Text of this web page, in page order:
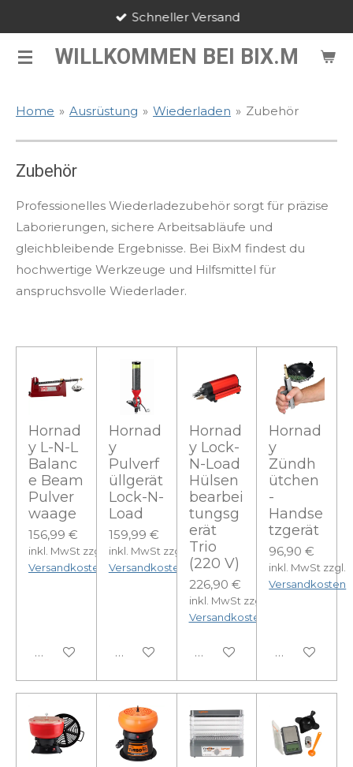
springen WILLKOMMEN BEI BIX.M
Schneller Versand
Home » Ausrüstung » Wiederladen » Zubehör
Zubehör
Professionelles Wiederladezubehör sorgt für präzise
Laborierungen, sichere Arbeitsabläufe und
gleichbleibende Ergebnisse. Bei BixM findest du
hochwertige Werkzeuge und Hilfsmittel für
anspruchsvolle Wiederlader.
Hornad
y L-N-L
Balanc
e Beam
Pulver
waage
156,99 €
inkl. MwSt zzgl.
Versandkosten
In den Warenkorb
Hornad
y
Pulverf
üllgerät
Lock-N-
Load
159,99 €
inkl. MwSt zzgl.
Versandkosten
In den Warenkorb
Hornad
y Lock-
N-Load
Hülsen
bearbei
tungsg
erät
Trio
(220 V)
226,90 €
inkl. MwSt zzgl.
Versandkosten
In den Warenkorb
Hornad
y
Zündh
ütchen
-
Handse
tzgerät
96,90 €
inkl. MwSt zzgl.
Versandkosten
In den